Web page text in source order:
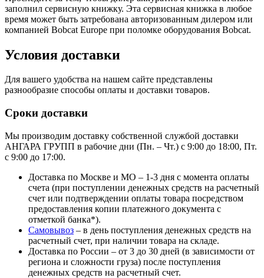
заполнил сервисную книжку. Эта сервисная книжка в любое
время может быть затребована авторизованным дилером или
компанией Bobcat Europe при поломке оборудования Bobcat.
Условия доставки
Для вашего удобства на нашем сайте представлены
разнообразие способы оплаты и доставки товаров.
Сроки доставки
Мы производим доставку собственной службой доставки
АНГАРА ГРУПП в рабочие дни (Пн. – Чт.) с 9:00 до 18:00, Пт.
с 9:00 до 17:00.
Доставка по Москве и МО – 1-3 дня с момента оплаты
счета (при поступлении денежных средств на расчетный
счет или подтверждении оплаты товара посредством
предоставления копии платежного документа с
отметкой банка*).
Самовывоз – в день поступления денежных средств на
расчетный счет, при наличии товара на складе.
Доставка по России – от 3 до 30 дней (в зависимости от
региона и сложности груза) после поступления
денежных средств на расчетный счет.